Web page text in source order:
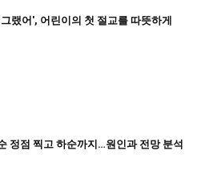
랬어', 어린이의 첫 절교를 따뜻하게
정점 찍고 하순까지…원인과 전망 분석